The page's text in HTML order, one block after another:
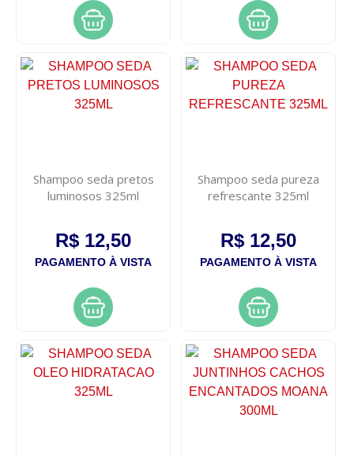
Shampoo seda pretos
luminosos 325ml
R$ 12,50
PAGAMENTO À VISTA
Shampoo seda pureza
refrescante 325ml
R$ 12,50
PAGAMENTO À VISTA